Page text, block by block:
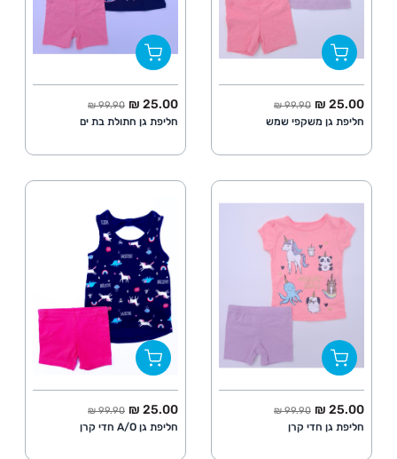
החל מ
25.00 ₪ מחיר מלא
99.90 ₪
חליפת גן משקפי שמש
החל מ
25.00 ₪ מחיר מלא
99.90 ₪
חליפת גן חתולת בת ים
החל מ
25.00 ₪ מחיר מלא
99.90 ₪
חליפת גן חדי קרן
החל מ
25.00 ₪ מחיר מלא
99.90 ₪
חליפת גן A/O חדי קרן